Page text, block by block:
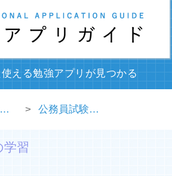
える勉強アプリが見つかる
公務員試験の学習
学習